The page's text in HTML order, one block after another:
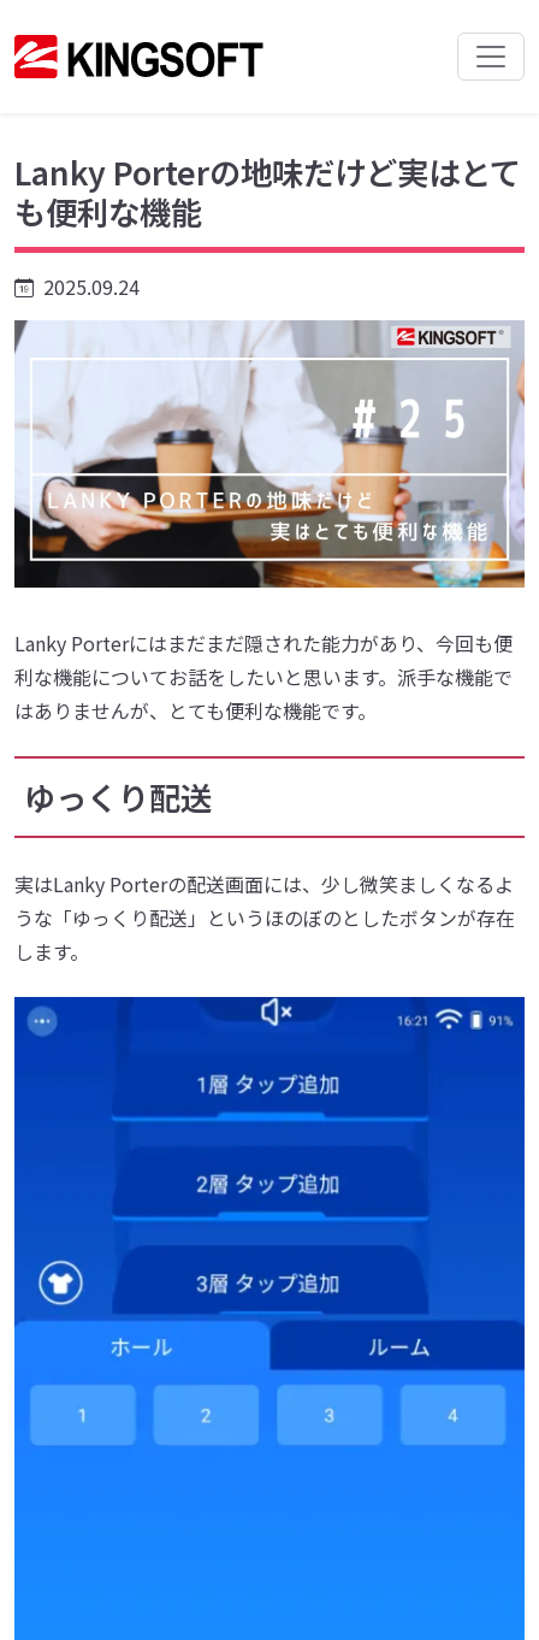
Lanky Porterの地味だけど実はとて
も便利な機能
2025.09.24
Lanky Porterにはまだまだ隠された能力があり、今回も便
利な機能についてお話をしたいと思います。派手な機能で
はありませんが、とても便利な機能です。
ゆっくり配送
実はLanky Porterの配送画面には、少し微笑ましくなるよ
うな「ゆっくり配送」というほのぼのとしたボタンが存在
します。